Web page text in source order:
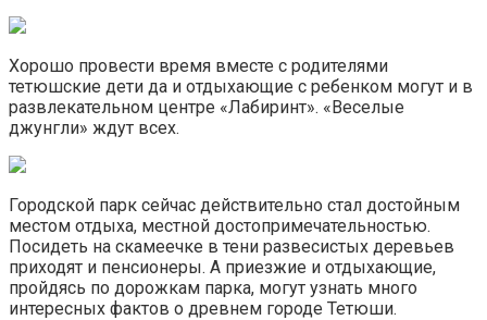
Хорошо провести время вместе с родителями
тетюшские дети да и отдыхающие с ребенком могут и в
развлекательном центре «Лабиринт». «Веселые
джунгли» ждут всех.
Городской парк сейчас действительно стал достойным
местом отдыха, местной достопримечательностью.
Посидеть на скамеечке в тени развесистых деревьев
приходят и пенсионеры. А приезжие и отдыхающие,
пройдясь по дорожкам парка, могут узнать много
интересных фактов о древнем городе Тетюши.